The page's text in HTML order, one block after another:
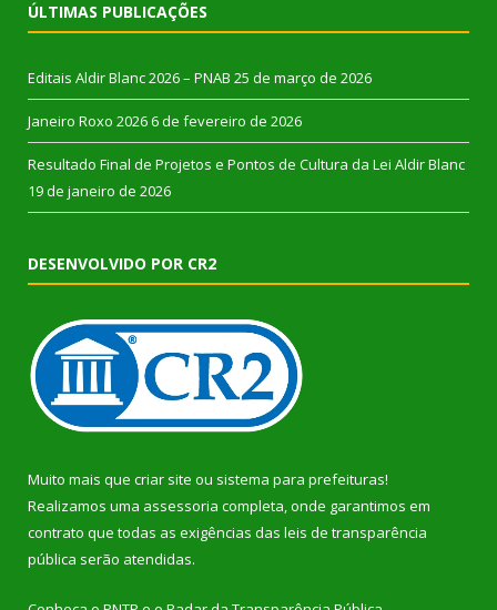
ÚLTIMAS PUBLICAÇÕES
Editais Aldir Blanc 2026 – PNAB 25 de março de 2026
Janeiro Roxo 2026 6 de fevereiro de 2026
Resultado Final de Projetos e Pontos de Cultura da Lei Aldir Blanc
19 de janeiro de 2026
DESENVOLVIDO POR CR2
Muito mais que criar site ou sistema para prefeituras!
Realizamos uma assessoria completa, onde garantimos em
contrato que todas as exigências das leis de transparência
pública serão atendidas.